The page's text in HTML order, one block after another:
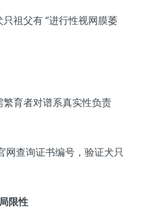
祖父有 “进行性视网膜萎
育者对谱系真实性负责
网查询证书编号，验证犬只
限性